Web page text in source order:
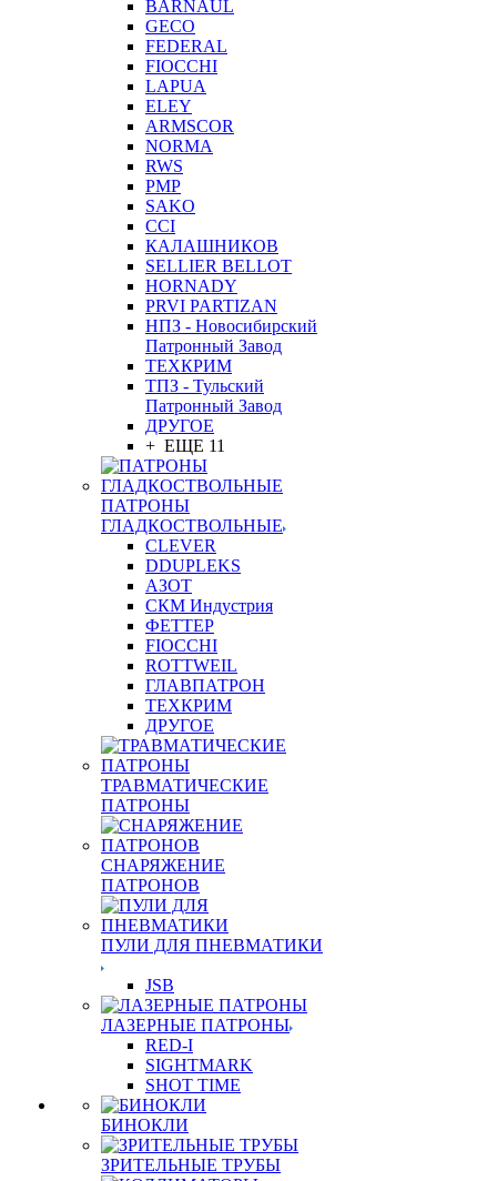
BARNAUL
GEСO
FEDERAL
FIOCCHI
LAPUA
ELEY
ARMSCOR
NORMA
RWS
PMP
SAKO
CCI
КАЛАШНИКОВ
SELLIER BELLOT
HORNADY
PRVI PARTIZAN
НПЗ - Новосибирский
Патронный Завод
ТЕХКРИМ
ТПЗ - Тульский
Патронный Завод
ДРУГОЕ
+ ЕЩЕ 11
ПАТРОНЫ
ГЛАДКОСТВОЛЬНЫЕ
CLEVER
DDUPLEKS
АЗОТ
СКМ Индустрия
ФЕТТЕР
FIOCCHI
ROTTWEIL
ГЛАВПАТРОН
ТЕХКРИМ
ДРУГОЕ
ТРАВМАТИЧЕСКИЕ
ПАТРОНЫ
СНАРЯЖЕНИЕ
ПАТРОНОВ
ПУЛИ ДЛЯ ПНЕВМАТИКИ
JSB
ЛАЗЕРНЫЕ ПАТРОНЫ
RED-I
SIGHTMARK
SHOT TIME
БИНОКЛИ
ЗРИТЕЛЬНЫЕ ТРУБЫ